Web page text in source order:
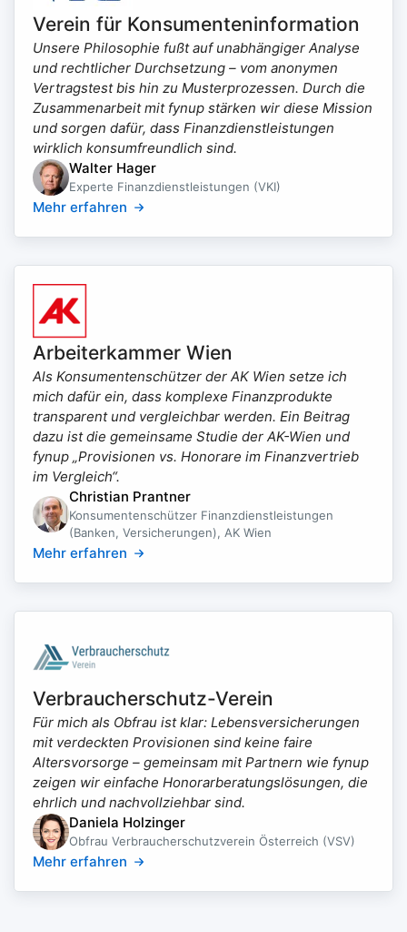
Verein für Konsumenteninformation
Unsere Philosophie fußt auf unabhängiger Analyse
und rechtlicher Durchsetzung – vom anonymen
Vertragstest bis hin zu Musterprozessen. Durch die
Zusammenarbeit mit fynup stärken wir diese Mission
und sorgen dafür, dass Finanzdienstleistungen
wirklich konsumfreundlich sind.
Walter Hager
Experte Finanzdienstleistungen (VKI)
Mehr erfahren
Arbeiterkammer Wien
Als Konsumentenschützer der AK Wien setze ich
mich dafür ein, dass komplexe Finanzprodukte
transparent und vergleichbar werden. Ein Beitrag
dazu ist die gemeinsame Studie der AK-Wien und
fynup „Provisionen vs. Honorare im Finanzvertrieb
im Vergleich“.
Christian Prantner
Konsumentenschützer Finanzdienstleistungen
(Banken, Versicherungen), AK Wien
Mehr erfahren
Verbraucherschutz-Verein
Für mich als Obfrau ist klar: Lebensversicherungen
mit verdeckten Provisionen sind keine faire
Altersvorsorge – gemeinsam mit Partnern wie fynup
zeigen wir einfache Honorarberatungslösungen, die
ehrlich und nachvollziehbar sind.
Daniela Holzinger
Obfrau Verbraucherschutzverein Österreich (VSV)
Mehr erfahren